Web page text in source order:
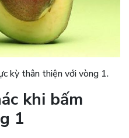
kỳ thân thiện với vòng 1.
khi bấm
1